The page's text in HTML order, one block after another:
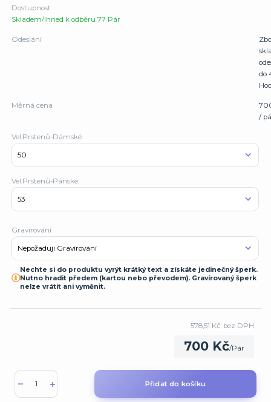
Dostupnost
Skladem/Ihned k odběru 77 Pár
Odeslání
do
Měrná cena
/
Vel.Prstenů-Dámské:
Vel.Prstenů-Pánské:
Gravírování
Nechte si do produktu vyrýt krátký text a získáte jedinečný šperk.
Nutno hradit předem (kartou nebo převodem). Gravírovaný šperk
nelze vrátit ani vyměnit.
700 Kč/Pár
578,51 Kč bez DPH
Přidat do košíku